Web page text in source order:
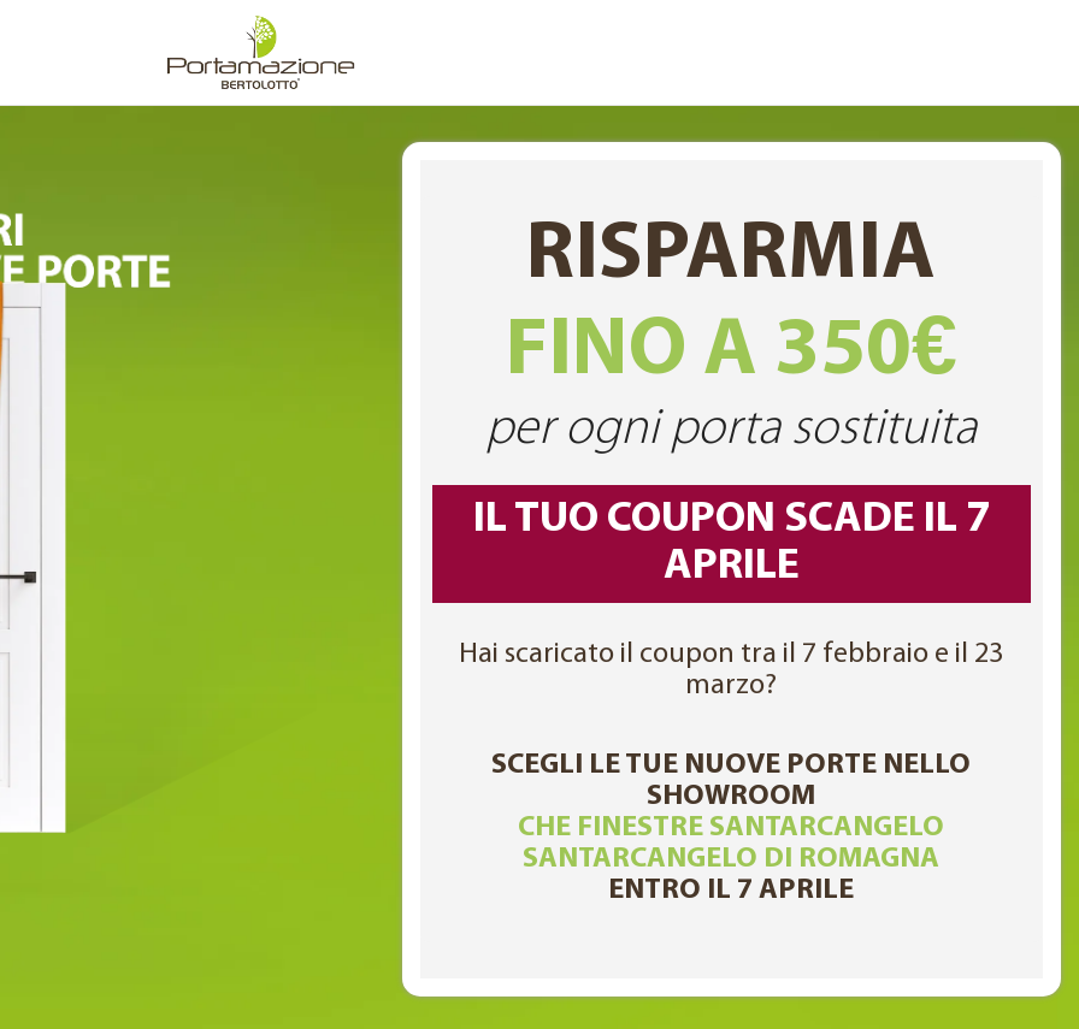
RISPARMIA
FINO A 350€
per ogni porta sostituita
IL TUO COUPON SCADE IL 7
APRILE
Hai scaricato il coupon tra il 7 febbraio e il 23
marzo?
SCEGLI LE TUE NUOVE PORTE NELLO
SHOWROOM
CHE FINESTRE SANTARCANGELO
SANTARCANGELO DI ROMAGNA
ENTRO IL 7 APRILE